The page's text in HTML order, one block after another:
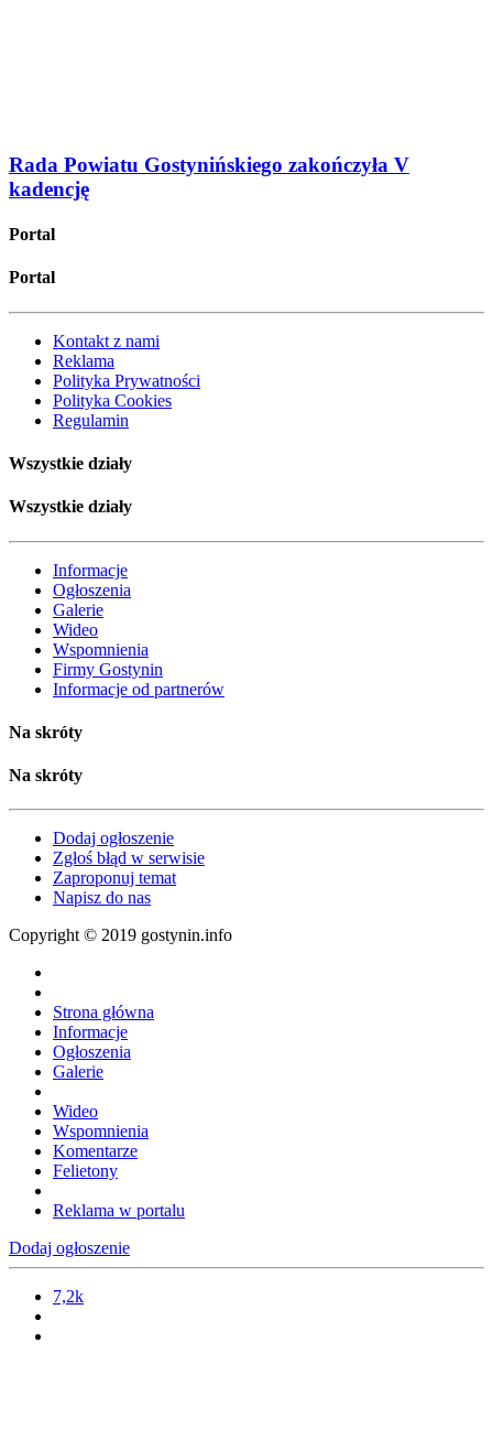
Rada Powiatu Gostynińskiego zakończyła V
kadencję
Portal
Portal
Kontakt z nami
Reklama
Polityka Prywatności
Polityka Cookies
Regulamin
Wszystkie działy
Wszystkie działy
Informacje
Ogłoszenia
Galerie
Wideo
Wspomnienia
Firmy Gostynin
Informacje od partnerów
Na skróty
Na skróty
Dodaj ogłoszenie
Zgłoś błąd w serwisie
Zaproponuj temat
Napisz do nas
Copyright © 2019 gostynin.info
Strona główna
Informacje
Ogłoszenia
Galerie
Wideo
Wspomnienia
Komentarze
Felietony
Reklama w portalu
Dodaj ogłoszenie
7,2k